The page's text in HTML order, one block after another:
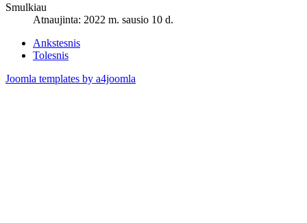
Smulkiau
Atnaujinta: 2022 m. sausio 10 d.
Ankstesnis
Tolesnis
Joomla templates by a4joomla